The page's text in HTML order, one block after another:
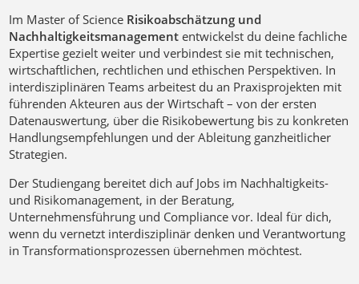
Im Master of Science Risikoabschätzung und
Nachhaltigkeitsmanagement entwickelst du deine fachliche
Expertise gezielt weiter und verbindest sie mit technischen,
wirtschaftlichen, rechtlichen und ethischen Perspektiven. In
interdisziplinären Teams arbeitest du an Praxisprojekten mit
führenden Akteuren aus der Wirtschaft – von der ersten
Datenauswertung, über die Risikobewertung bis zu konkreten
Handlungsempfehlungen und der Ableitung ganzheitlicher
Strategien.
Der Studiengang bereitet dich auf Jobs im Nachhaltigkeits-
und Risikomanagement, in der Beratung,
Unternehmensführung und Compliance vor. Ideal für dich,
wenn du vernetzt interdisziplinär denken und Verantwortung
in Transformationsprozessen übernehmen möchtest.